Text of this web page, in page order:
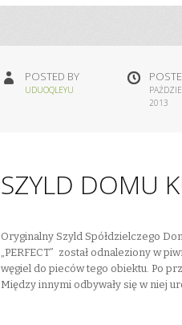
POSTED BY
UDUOQLEYU
2013
SZYLD DOMU
Oryginalny Szyld Spółdzielczego
„PERFECT” został odnaleziony w
węgiel do pieców tego obiektu. Po
Między innymi odbywały się w niej